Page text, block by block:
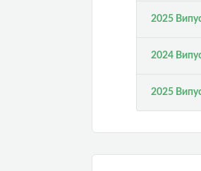
2025
2024
2025